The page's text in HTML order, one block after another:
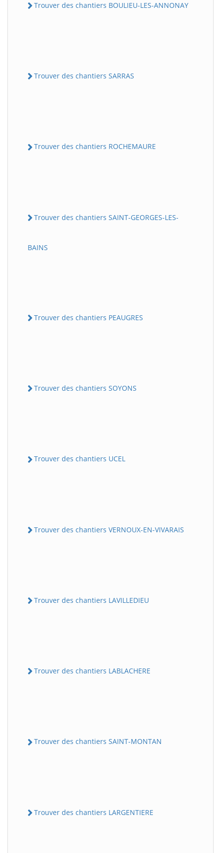
Trouver des chantiers BOULIEU-LES-ANNONAY
Trouver des chantiers SARRAS
Trouver des chantiers ROCHEMAURE
Trouver des chantiers SAINT-GEORGES-LES-
BAINS
Trouver des chantiers PEAUGRES
Trouver des chantiers SOYONS
Trouver des chantiers UCEL
Trouver des chantiers VERNOUX-EN-VIVARAIS
Trouver des chantiers LAVILLEDIEU
Trouver des chantiers LABLACHERE
Trouver des chantiers SAINT-MONTAN
Trouver des chantiers LARGENTIERE